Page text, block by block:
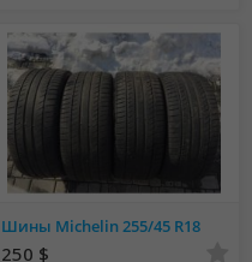
Шины Michelin 255/45 R18
250 $